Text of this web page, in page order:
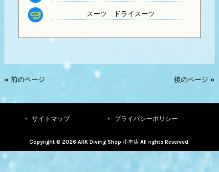
スーツ ドライスーツ
« 前のページ 後のページ »
サイトマップ プライバシーポリシー
Copyright © 2026 ARK Diving Shop 串本店 All rights Reserved.